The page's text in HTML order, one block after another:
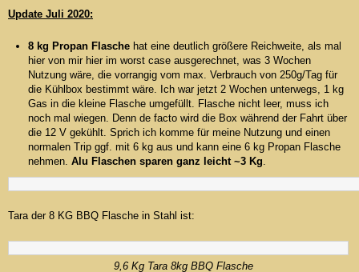
Update Juli 2020:
8 kg Propan Flasche hat eine deutlich größere Reichweite, als mal
hier von mir hier im worst case ausgerechnet, was 3 Wochen
Nutzung wäre, die vorrangig vom max. Verbrauch von 250g/Tag für
die Kühlbox bestimmt wäre. Ich war jetzt 2 Wochen unterwegs, 1 kg
Gas in die kleine Flasche umgefüllt. Flasche nicht leer, muss ich
noch mal wiegen. Denn de facto wird die Box während der Fahrt über
die 12 V gekühlt. Sprich ich komme für meine Nutzung und einen
normalen Trip ggf. mit 6 kg aus und kann eine 6 kg Propan Flasche
nehmen. Alu Flaschen sparen ganz leicht ~3 Kg.
Tara der 8 KG BBQ Flasche in Stahl ist:
9,6 Kg Tara 8kg BBQ Flasche